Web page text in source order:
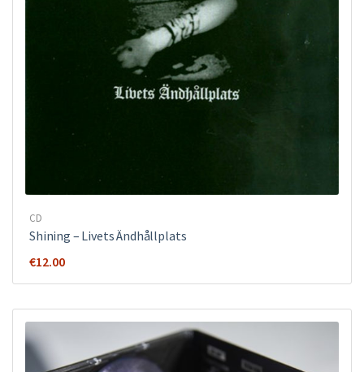
CD
Shining – Livets Ändhållplats
€12.00